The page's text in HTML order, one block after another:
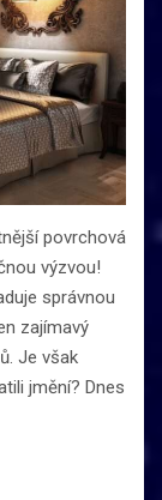
povrchová
výzvou!
správnou
zajímavý
Je však
jmění? Dnes